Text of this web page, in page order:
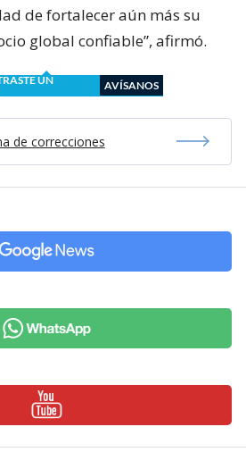
de fortalecer aún más su
global confiable”, afirmó.
UN
AVÍSANOS
de correcciones